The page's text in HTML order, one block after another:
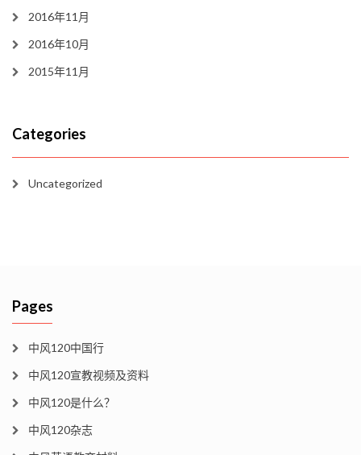
2016年11月
2016年10月
2015年11月
Categories
Uncategorized
Pages
中风120中国行
中风120宣教视频及资料
中风120是什么？
中风120杂志